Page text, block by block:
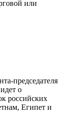
или
председателя
о
российских
Египет и